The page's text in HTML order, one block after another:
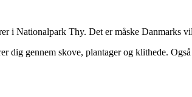
i Nationalpark Thy. Det er måske Danmarks
dig gennem skove, plantager og klithede.